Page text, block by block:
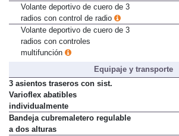
Volante deportivo de cuero de 3
radios con control de radio
Volante deportivo de cuero de 3
radios con controles
multifunción
Equipaje y transporte
3 asientos traseros con sist.
Varioflex abatibles
individualmente
Bandeja cubremaletero regulable
a dos alturas